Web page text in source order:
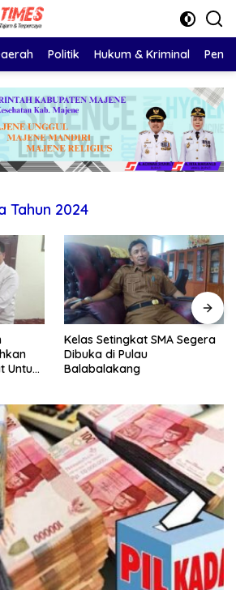
Politik Hukum & Kriminal
Tahun 2024
Untuk
Kelas Setingkat SMA Segera
Dibuka di Pulau
Balabalakang